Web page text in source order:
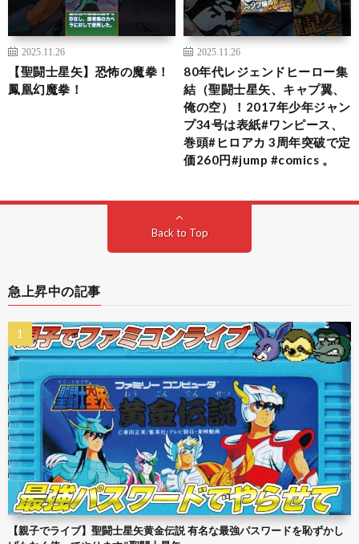
2025.11.26
【聖闘士星矢】恐怖の魔拳！
鳳凰幻魔拳！
2025.11.26
80年代レジェンドヒーロー集
結（聖闘士星矢、キャプ翼、
俺の空）！2017年少年ジャン
プ34号は表紙#ワンピース、
巻頭#ヒロアカ 3周年突破で定
価260円#jump #comics 。
Back to Top
急上昇中の記事
【親子でライブ】聖闘士星矢黄金伝説 有名な最強パスワードを恥ずかし